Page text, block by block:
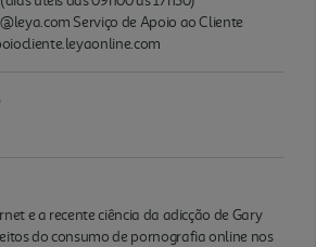
Serviço de Apoio ao Cliente
e a recente ciência da adicção de Gary
do consumo de pornografia online nos